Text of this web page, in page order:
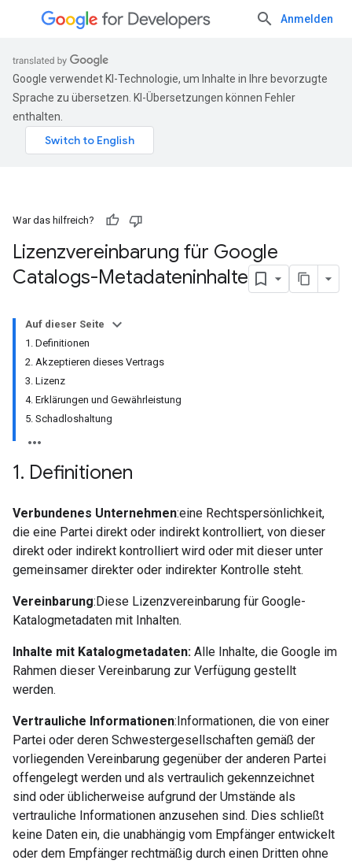
Anmelden
Google verwendet KI-Technologie, um Inhalte in Ihre bevorzugte
Sprache zu übersetzen. KI-Übersetzungen können Fehler
enthalten.
War das hilfreich?
Lizenzvereinbarung für Google
Catalogs-Metadateninhalte
Auf dieser Seite
1. Definitionen
2. Akzeptieren dieses Vertrags
3. Lizenz
4. Erklärungen und Gewährleistung
5. Schadloshaltung
1. Definitionen
Verbundenes Unternehmen:eine Rechtspersönlichkeit,
die eine Partei direkt oder indirekt kontrolliert, von dieser
direkt oder indirekt kontrolliert wird oder mit dieser unter
gemeinsamer direkter oder indirekter Kontrolle steht.
Vereinbarung:Diese Lizenzvereinbarung für Google-
Katalogmetadaten mit Inhalten.
Inhalte mit Katalogmetadaten: Alle Inhalte, die Google im
Rahmen dieser Vereinbarung zur Verfügung gestellt
werden.
Vertrauliche Informationen:Informationen, die von einer
Partei oder deren Schwestergesellschaften gemäß der
vorliegenden Vereinbarung gegenüber der anderen Partei
offengelegt werden und als vertraulich gekennzeichnet
sind oder üblicherweise aufgrund der Umstände als
vertrauliche Informationen anzusehen sind. Dies schließt
keine Daten ein, die unabhängig vom Empfänger entwickelt
oder dem Empfänger rechtmäßig durch einen Dritten ohne